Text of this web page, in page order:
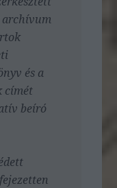
archívum
és a
címét
beíró